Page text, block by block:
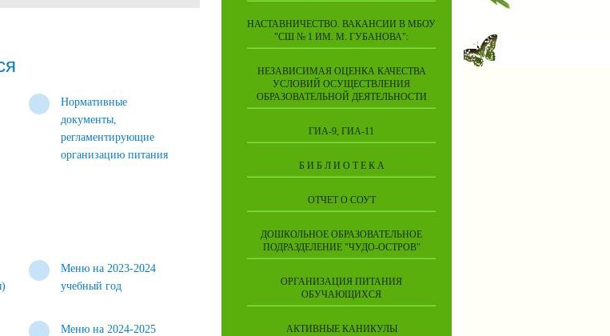
Нормативные
документы,
регламентирующие
организацию питания
Меню на 2023-2024
учебный год
Меню на 2024-2025
НАСТАВНИЧЕСТВО. ВАКАНСИИ В МБОУ
"СШ № 1 ИМ. М. ГУБАНОВА":
НЕЗАВИСИМАЯ ОЦЕНКА КАЧЕСТВА
УСЛОВИЙ ОСУЩЕСТВЛЕНИЯ
ОБРАЗОВАТЕЛЬНОЙ ДЕЯТЕЛЬНОСТИ
ГИА-9, ГИА-11
Б И Б Л И О Т Е К А
ОТЧЕТ О СОУТ
ДОШКОЛЬНОЕ ОБРАЗОВАТЕЛЬНОЕ
ПОДРАЗДЕЛЕНИЕ "ЧУДО-ОСТРОВ"
ОРГАНИЗАЦИЯ ПИТАНИЯ
ОБУЧАЮЩИХСЯ
АКТИВНЫЕ КАНИКУЛЫ